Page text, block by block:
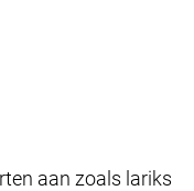
aan zoals lariks